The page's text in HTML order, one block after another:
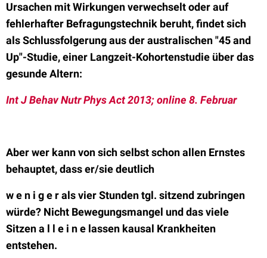
Ursachen mit Wirkungen verwechselt oder auf
fehlerhafter Befragungstechnik beruht, findet sich
als Schlussfolgerung aus der australischen "45 and
Up"-Studie, einer Langzeit-Kohortenstudie über das
gesunde Altern:
Int J Behav Nutr Phys Act 2013; online 8. Februar
Aber wer kann von sich selbst schon allen Ernstes
behauptet, dass er/sie deutlich
w e n i g e r als vier Stunden tgl. sitzend zubringen
würde? Nicht Bewegungsmangel und das viele
Sitzen a l l e i n e lassen kausal Krankheiten
entstehen.